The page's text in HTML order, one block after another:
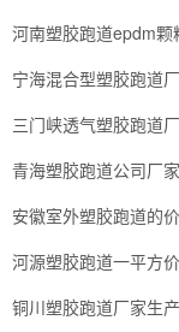
河南塑胶跑道epdm颗
宁海混合型塑胶跑道
三门峡透气塑胶跑道
青海塑胶跑道公司厂家
安徽室外塑胶跑道的
河源塑胶跑道一平方
铜川塑胶跑道厂家生